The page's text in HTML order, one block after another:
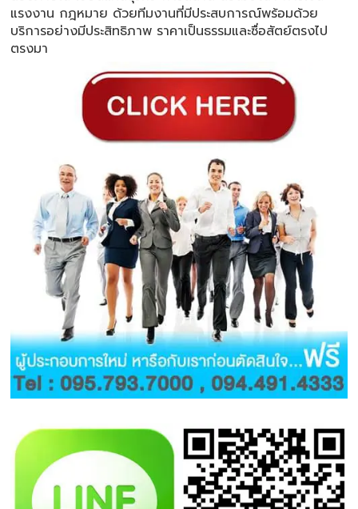
แรงงาน กฎหมาย ด้วยทีมงานที่มีประสบการณ์พร้อมด้วย
บริการอย่างมีประสิทธิภาพ ราคาเป็นธรรมและซื่อสัตย์ตรงไป
ตรงมา